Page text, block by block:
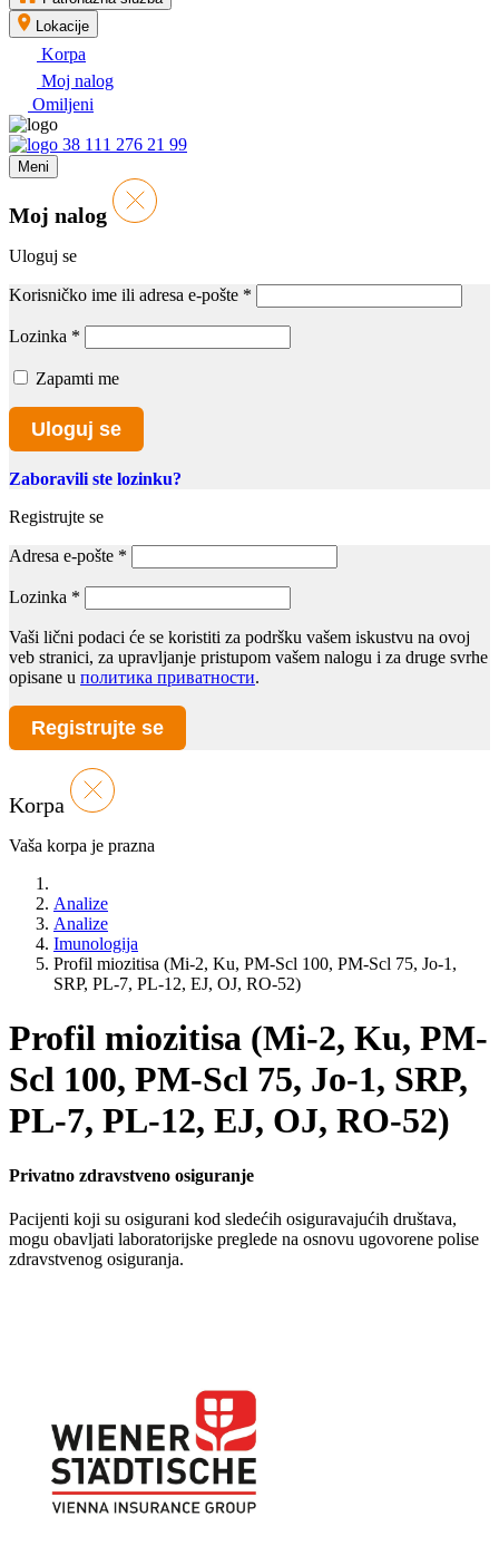
Lokacije
Korpa
Moj nalog
Omiljeni
38 111 276 21 99
Meni
Moj nalog
Uloguj se
Korisničko ime ili adresa e-pošte *
Lozinka *
Zapamti me
Uloguj se
Zaboravili ste lozinku?
Registrujte se
Adresa e-pošte *
Lozinka *
Vaši lični podaci će se koristiti za podršku vašem iskustvu na ovoj
veb stranici, za upravljanje pristupom vašem nalogu i za druge svrhe
opisane u политика приватности.
Registrujte se
Korpa
Vaša korpa je prazna
Analize
Analize
Imunologija
Profil miozitisa (Mi-2, Ku, PM-Scl 100, PM-Scl 75, Jo-1,
SRP, PL-7, PL-12, EJ, OJ, RO-52)
Profil miozitisa (Mi-2, Ku, PM-
Scl 100, PM-Scl 75, Jo-1, SRP,
PL-7, PL-12, EJ, OJ, RO-52)
Privatno zdravstveno osiguranje
Pacijenti koji su osigurani kod sledećih osiguravajućih društava,
mogu obavljati laboratorijske preglede na osnovu ugovorene polise
zdravstvenog osiguranja.